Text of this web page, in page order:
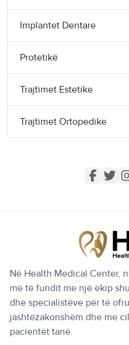
Implantet Dentare
Protetikë
Trajtimet Estetike
Trajtimet Ortopedike
Në Health Medical Center,
më të fundit me një ekip
dhe specialistëve për të
jashtëzakonshëm dhe me
pacientët tanë.